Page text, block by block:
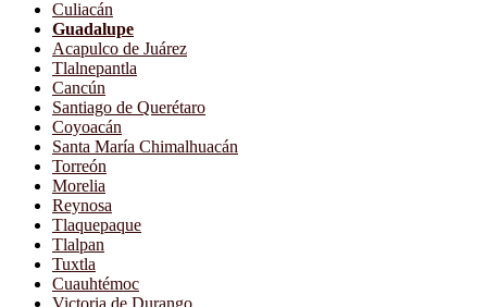
Culiacán
Guadalupe
Acapulco de Juárez
Tlalnepantla
Cancún
Santiago de Querétaro
Coyoacán
Santa María Chimalhuacán
Torreón
Morelia
Reynosa
Tlaquepaque
Tlalpan
Tuxtla
Cuauhtémoc
Victoria de Durango